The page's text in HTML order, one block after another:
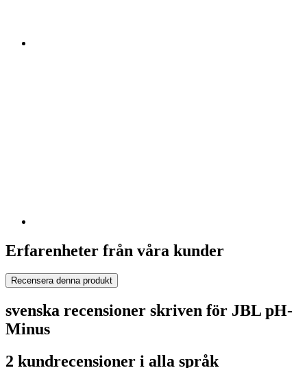
Erfarenheter från våra kunder
Recensera denna produkt
svenska recensioner skriven för JBL pH-
Minus
2 kundrecensioner i alla språk